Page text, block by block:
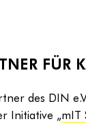
FÜR
des DIN
Initiative „mIT